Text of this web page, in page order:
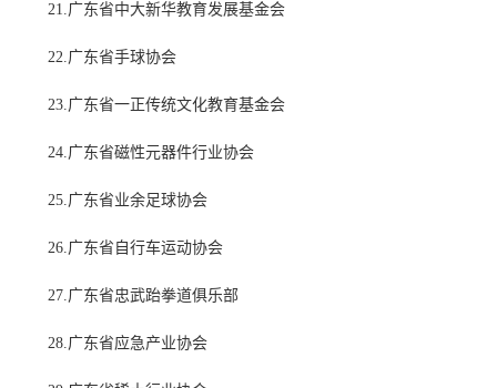
21.广东省中大新华教育发展基金会
22.广东省手球协会
23.广东省一正传统文化教育基金会
24.广东省磁性元器件行业协会
25.广东省业余足球协会
26.广东省自行车运动协会
27.广东省忠武跆拳道俱乐部
28.广东省应急产业协会